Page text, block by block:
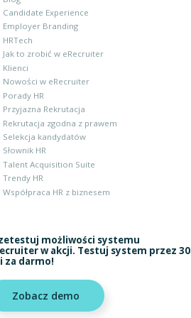
Candidate Experience
Employer Branding
HRTech
Jak to zrobić w eRecruiter
Klienci
Nowości w eRecruiter
Porady HR
Przyjazna Rekrutacja
Rekrutacja zgodna z prawem
Selekcja kandydatów
Słownik HR
Talent Acquisition Suite
Trendy HR
Współpraca HR z biznesem
możliwości systemu
w akcji. Testuj system przez 30
za darmo!
Zobacz demo